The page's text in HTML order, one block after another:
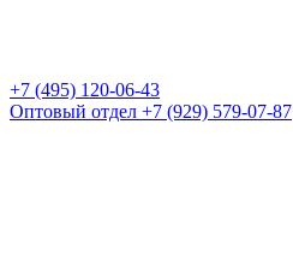
+7 (495) 120-06-43
Оптовый отдел +7 (929) 579-07-87